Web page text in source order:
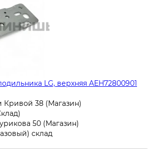
LG, верхняя AEH72800901
Кривой 38 (Магазин)
50 (Магазин)
склад